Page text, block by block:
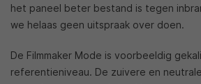
het paneel beter bestand is tegen
we helaas geen uitspraak over doen.
De Filmmaker Mode is voorbeeldig
referentieniveau. De zuivere en